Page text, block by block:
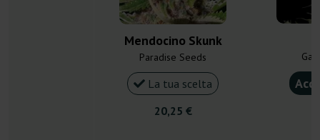
Mendocino Skunk
Paradise Seeds
La tua scelta
20,25 €